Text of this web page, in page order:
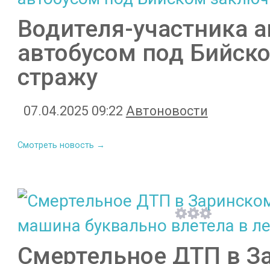
Водителя-участника
автобусом под
стражу
07.04.2025 09:22 Автоновости
Смотреть новость →
Смертельное ДТП в